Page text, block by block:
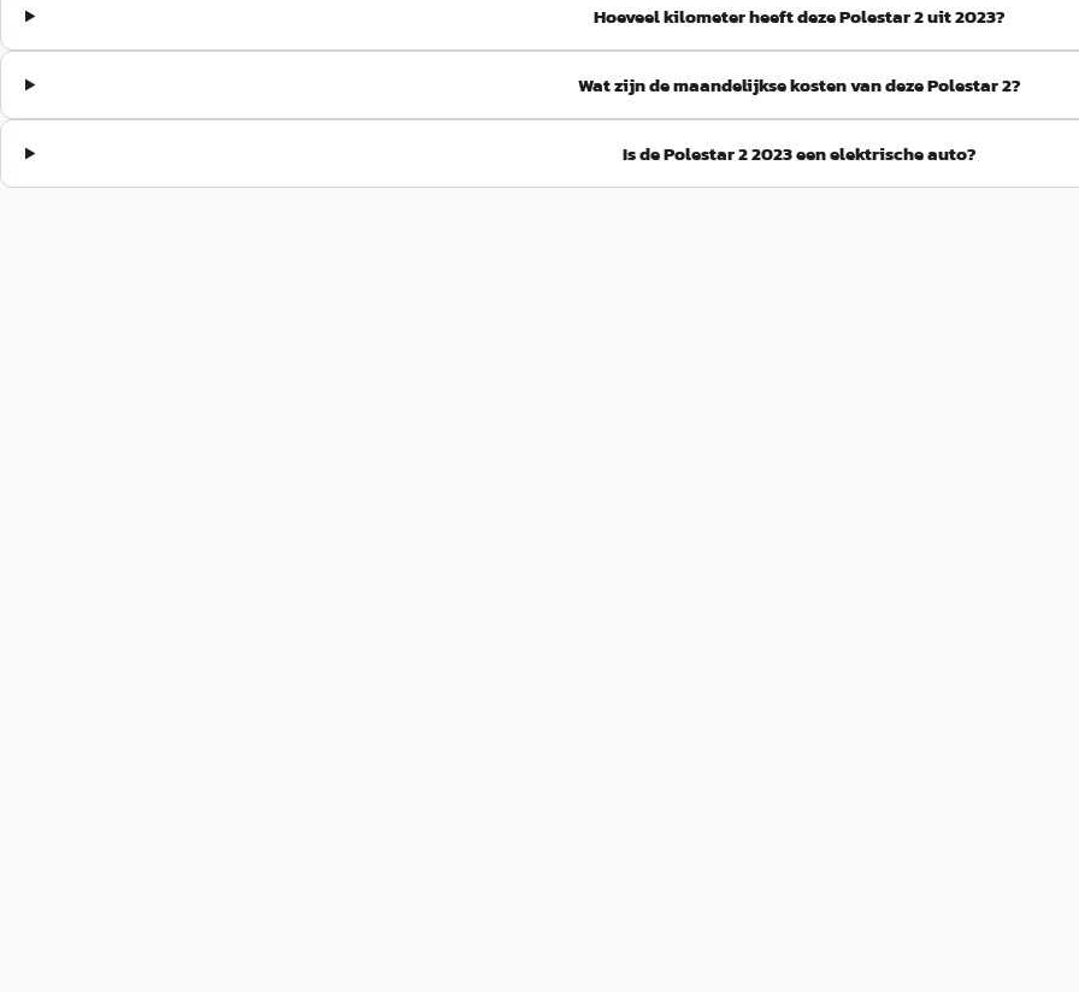
Hoeveel kilometer heeft deze Polestar 2 uit 2023?
Wat zijn de maandelijkse kosten van deze Polestar 2?
Is de Polestar 2 2023 een elektrische auto?